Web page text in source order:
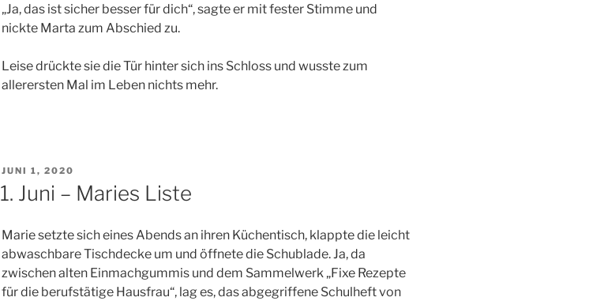
„Ja, das ist sicher besser für dich“, sagte er mit fester Stimme und
nickte Marta zum Abschied zu.
Leise drückte sie die Tür hinter sich ins Schloss und wusste zum
allerersten Mal im Leben nichts mehr.
VERÖFFENTLICHT
AM
JUNI 1, 2020
1. Juni – Maries Liste
Marie setzte sich eines Abends an ihren Küchentisch, klappte die leicht
abwaschbare Tischdecke um und öffnete die Schublade. Ja, da
zwischen alten Einmachgummis und dem Sammelwerk „Fixe Rezepte
für die berufstätige Hausfrau“, lag es, das abgegriffene Schulheft von